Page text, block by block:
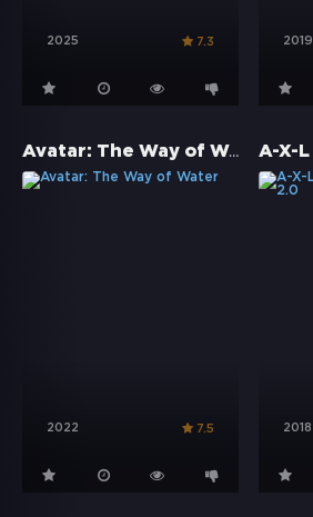
2025 7.3 2019
Avatar: The Way of Water
2022 7.5 2018